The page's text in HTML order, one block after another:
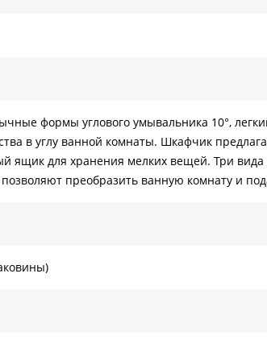
формы углового умывальника 10°,
в углу ванной комнаты. Шкафчик
ящик для хранения мелких вещей. Три
преобразить ванную комнату и